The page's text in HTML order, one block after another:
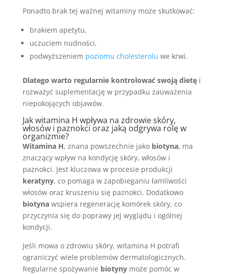
Ponadto brak tej ważnej witaminy może skutkować:
brakiem apetytu,
uczuciem nudności,
podwyższeniem poziomu cholesterolu we krwi.
Dlatego warto regularnie kontrolować swoją dietęi
rozważyć suplementację w przypadku zauważenia
niepokojących objawów.
Jak witamina H wpływa na zdrowie skóry,
włosów i paznokci oraz jaką odgrywa rolę w
organizmie?
Witamina H, znana powszechnie jako biotyna, ma
znaczący wpływ na kondycję skóry, włosów i
paznokci. Jest kluczowa w procesie produkcji
keratyny, co pomaga w zapobieganiu łamliwości
włosów oraz kruszeniu się paznokci. Dodatkowo
biotynawspiera regenerację komórek skóry, co
przyczynia się do poprawy jej wyglądu i ogólnej
kondycji.
Jeśli mowa o zdrowiu skóry, witamina H potrafi
ograniczyć wiele problemów dermatologicznych.
Regularne spożywanie biotynymoże pomóc w